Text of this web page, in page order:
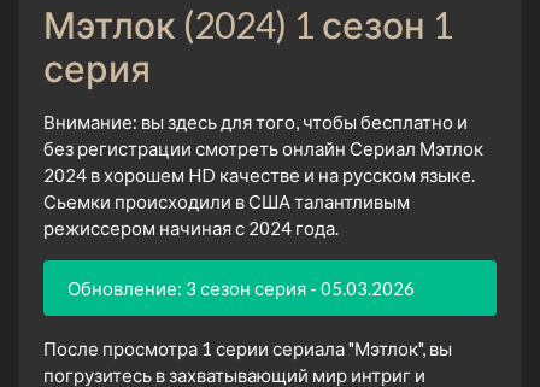
Мэтлок (2024) 1 сезон 1
серия
Внимание: вы здесь для того, чтобы бесплатно и
без регистрации смотреть онлайн Сериал Мэтлок
2024 в хорошем HD качестве и на русском языке.
Сьемки происходили в США талантливым
режиссером начиная с 2024 года.
Обновление: 3 сезон серия - 05.03.2026
После просмотра 1 серии сериала "Мэтлок", вы
погрузитесь в захватывающий мир интриг и